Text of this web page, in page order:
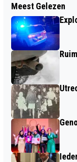
JONGE
LEVEN
FRAME' IN
Meest Gelezen